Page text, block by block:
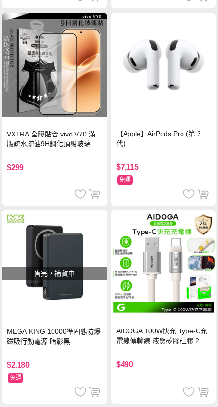
VXTRA 全膠貼合 vivo V70 滿
版疏水疏油9H鋼化頂級玻璃貼
$299
【Apple】AirPods Pro (第 3
代)
$7,115
免運
售完，補貨中
MEGA KING 10000準固態防爆
磁吸行動電源 暗影黑
$2,180
免運
AIDOGA 100W快充 Type-C充
電線傳輸線 液態矽膠硅膠 2M
$490